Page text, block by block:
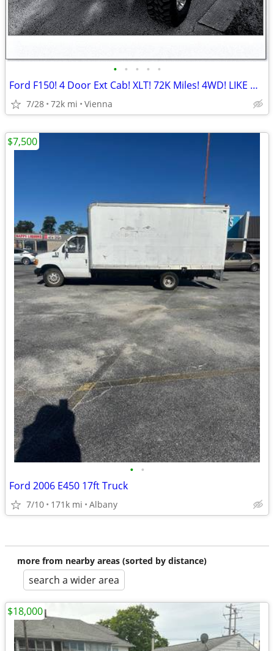
• • • • •
Ford F150! 4 Door Ext Cab! XLT! 72K Miles! 4WD! LIKE NEW!! WOW!!
7/28 72k mi Vienna
• •
Ford 2006 E450 17ft Truck
7/10 171k mi Albany
$7,500
more from nearby areas (sorted by distance)
search a wider area
$18,000